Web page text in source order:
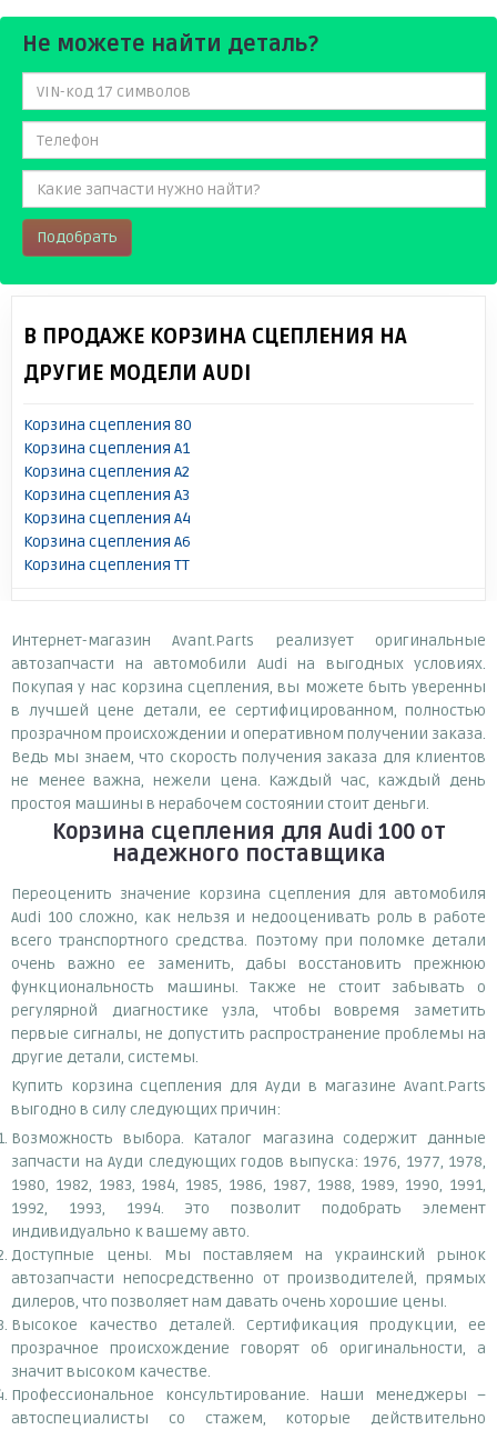
Не можете найти деталь?
Подобрать
В ПРОДАЖЕ КОРЗИНА СЦЕПЛЕНИЯ НА
ДРУГИЕ МОДЕЛИ AUDI
Корзина сцепления 80
Корзина сцепления A1
Корзина сцепления A2
Корзина сцепления A3
Корзина сцепления A4
Корзина сцепления A6
Корзина сцепления TT
Интернет-магазин Avant.Parts реализует оригинальные
автозапчасти на автомобили Audi на выгодных условиях.
Покупая у нас корзина сцепления, вы можете быть уверенны
в лучшей цене детали, ее сертифицированном, полностью
прозрачном происхождении и оперативном получении заказа.
Ведь мы знаем, что скорость получения заказа для клиентов
не менее важна, нежели цена. Каждый час, каждый день
простоя машины в нерабочем состоянии стоит деньги.
Корзина сцепления для Audi 100от
надежного поставщика
Переоценить значение корзина сцепления для автомобиля
Audi 100 сложно, как нельзя и недооценивать роль в работе
всего транспортного средства. Поэтому при поломке детали
очень важно ее заменить, дабы восстановить прежнюю
функциональность машины. Также не стоит забывать о
регулярной диагностике узла, чтобы вовремя заметить
первые сигналы, не допустить распространение проблемы на
другие детали, системы.
Купить корзина сцепления для Ауди в магазине Avant.Parts
выгодно в силу следующих причин:
Возможность выбора. Каталог магазина содержит данные
запчасти на Ауди следующих годов выпуска: 1976, 1977, 1978,
1980, 1982, 1983, 1984, 1985, 1986, 1987, 1988, 1989, 1990, 1991,
1992, 1993, 1994. Это позволит подобрать элемент
индивидуально к вашему авто.
Доступные цены. Мы поставляем на украинский рынок
автозапчасти непосредственно от производителей, прямых
дилеров, что позволяет нам давать очень хорошие цены.
Высокое качество деталей. Сертификация продукции, ее
прозрачное происхождение говорят об оригинальности, а
значит высоком качестве.
Профессиональное консультирование. Наши менеджеры –
автоспециалисты со стажем, которые действительно